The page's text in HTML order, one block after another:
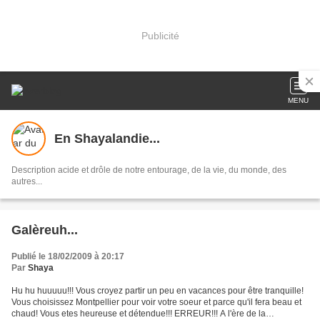
Publicité
MENU
En Shayalandie...
Description acide et drôle de notre entourage, de la vie, du monde, des
autres...
Galèreuh...
Publié le 18/02/2009 à 20:17
Par Shaya
Hu hu huuuuu!!! Vous croyez partir un peu en vacances pour être tranquille!
Vous choisissez Montpellier pour voir votre soeur et parce qu'il fera beau et
chaud! Vous etes heureuse et détendue!!! ERREUR!!! A l'ère de la